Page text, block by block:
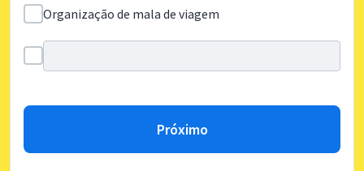
Organização de mala de viagem
Próximo